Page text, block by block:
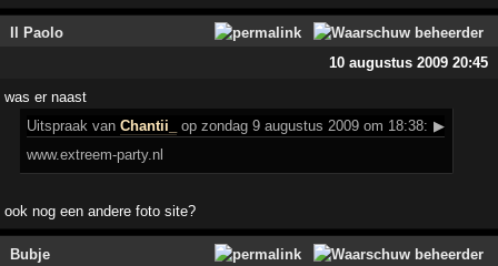
Il Paolo
10 augustus 2009 20:45
was er naast
Uitspraak vanChantii_ op zondag 9 augustus 2009 om 18:38: ▶
www.extreem-party.nl
ook nog een andere foto site?
Bubje